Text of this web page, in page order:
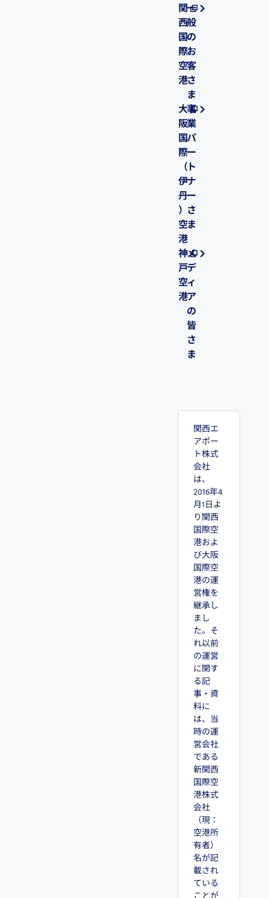
関
西
国
際
空
港
大
阪
国
際
（
伊
丹
）
空
港
神
戸
空
港
一
般
の
お
客
さ
ま
事
業
パ
ー
ト
ナ
ー
さ
ま
メ
デ
ィ
ア
の
皆
さ
ま
関西エ
アポー
ト株式
会社
は、
2016年4
月1日よ
り関西
国際空
港およ
び大阪
国際空
港の運
営権を
継承し
まし
た。そ
れ以前
の運営
に関す
る記
事・資
料に
は、当
時の運
営会社
である
新関西
国際空
港株式
会社
（現：
空港所
有者）
名が記
載され
ている